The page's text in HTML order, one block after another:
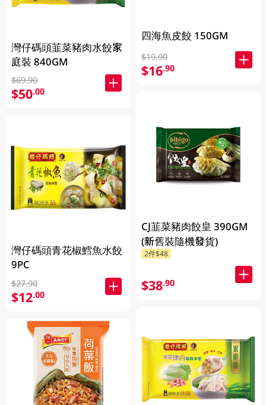
灣仔碼頭韮菜豬肉水餃家
庭裝 840GM
$69.90
$50.00
灣仔碼頭青花椒鱈魚水餃
9PC
$27.90
$12.00
四海魚皮餃 150GM
$19.90
$16.90
CJ韮菜豬肉餃皇 390GM
(新舊裝隨機發貨)
2件$48
$38.90